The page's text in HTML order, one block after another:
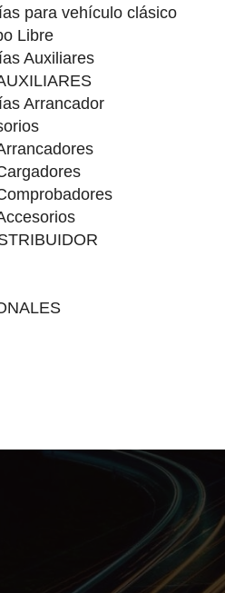
para vehículo clásico
Libre
Auxiliares
Arrancador